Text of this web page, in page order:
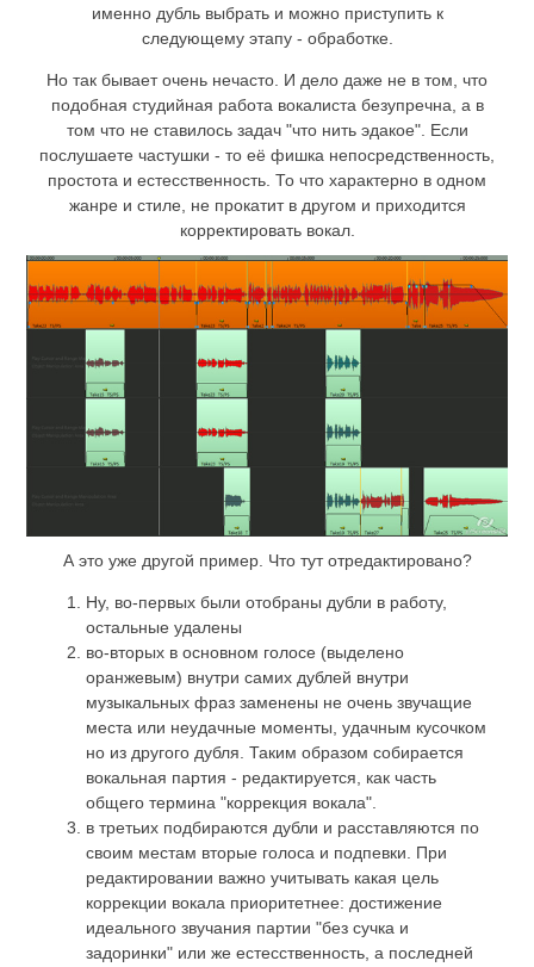
именно дубль выбрать и можно приступить к
следующему этапу - обработке.
Но так бывает очень нечасто. И дело даже не в том, что
подобная студийная работа вокалиста безупречна, а в
том что не ставилось задач "что нить эдакое". Если
послушаете частушки - то её фишка непосредственность,
простота и естесственность. То что характерно в одном
жанре и стиле, не прокатит в другом и приходится
корректировать вокал.
А это уже другой пример. Что тут отредактировано?
Ну, во-первых были отобраны дубли в работу,
остальные удалены
во-вторых в основном голосе (выделено
оранжевым) внутри самих дублей внутри
музыкальных фраз заменены не очень звучащие
места или неудачные моменты, удачным кусочком
но из другого дубля. Таким образом собирается
вокальная партия - редактируется, как часть
общего термина "коррекция вокала".
в третьих подбираются дубли и расставляются по
своим местам вторые голоса и подпевки. При
редактировании важно учитывать какая цель
коррекции вокала приоритетнее: достижение
идеального звучания партии "без сучка и
задоринки" или же естесственность, а последней